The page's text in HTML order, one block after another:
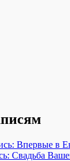
Впервые в
Свадьба